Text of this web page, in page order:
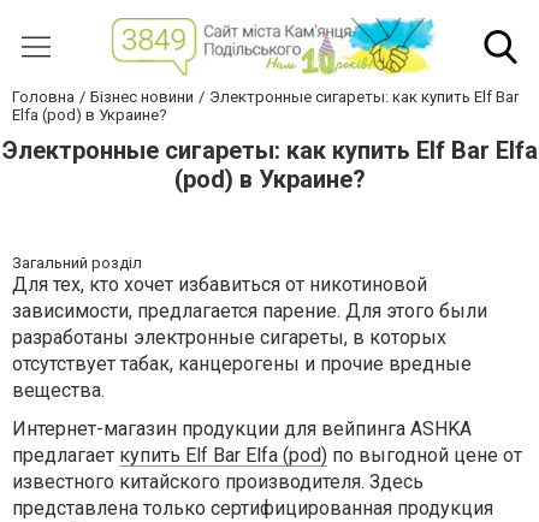
Головна Бізнес новини
Электронные сигареты: как купить Elf Bar
Elfa (pod) в Украине?
Электронные сигареты: как купить Elf Bar Elfa
(pod) в Украине?
Загальний розділ
Для тех, кто хочет избавиться от никотиновой
зависимости, предлагается парение. Для этого были
разработаны электронные сигареты, в которых
отсутствует табак, канцерогены и прочие вредные
вещества.
Интернет-магазин продукции для вейпинга ASHKA
предлагает купить Elf Bar Elfa (pod) по выгодной цене от
известного китайского производителя. Здесь
представлена только сертифицированная продукция